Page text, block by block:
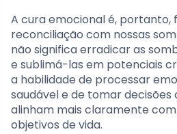
A cura emocional é, portanto,
reconciliação com nossas
não significa erradicar as
e sublimá-las em potenciais
a habilidade de processar
saudável e de tomar decisões
alinham mais claramente
objetivos de vida.